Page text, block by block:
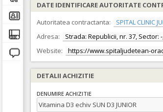
DATE IDENTIFICARE AUTORITATE
Autoritatea contractanta:
SPITAL CLINIC
Adresa:
Strada: Republicii, nr. 37, Sector:
Website:
https://www.spitaljudetean-
DETALII ACHIZITIE
DENUMIRE ACHIZITIE
Vitamina D3 echiv SUN D3 JUNIOR